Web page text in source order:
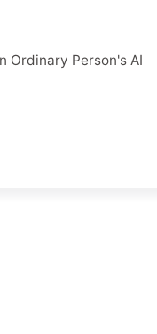
Ordinary Person's AI